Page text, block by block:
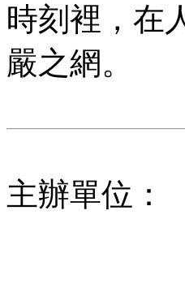
時刻裡，在
嚴之網。
主辦單位：